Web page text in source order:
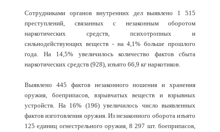
Сотрудниками органов внутренних дел выявлено 1 515
преступлений, связанных с незаконным оборотом
наркотических средств, психотропных и
сильнодействующих веществ - на 4,1% больше прошлого
года. На 14,5% увеличилось количество фактов сбыта
наркотических средств (928), изъято 66,9 кг наркотиков.
Выявлено 445 фактов незаконного ношения и хранения
оружия, боеприпасов, взрывчатых веществ и взрывных
устройств. На 16% (196) увеличилось число выявленных
фактов изготовления оружия. Из незаконного оборота изъято
125 единиц огнестрельного оружия, 8 297 шт. боеприпасов,